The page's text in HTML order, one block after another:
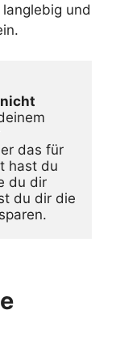
und
das für
hast du
du dir
du dir die